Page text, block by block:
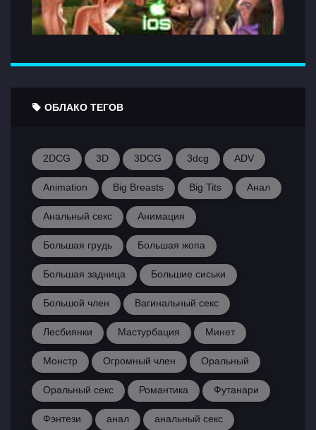
ОБЛАКО ТЕГОВ
2DCG 3D 3DCG 3dcg ADV
Animation Big Breasts Big Tits Анал
Анальный секс Анимация
Большая грудь Большая жопа
Большая задница Большие сиськи
Большой член Вагинальный секс
Лесбиянки Мастурбация Минет
Монстр Огромный член Оральный
Оральный секс Романтика Футанари
Фэнтези анал анальный секс